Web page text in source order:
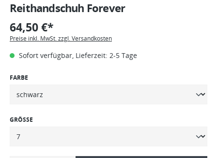
Reithandschuh Forever
64,50 €*
Preise inkl. MwSt. zzgl. Versandkosten
Sofort verfügbar, Lieferzeit: 2-5 Tage
FARBE
GRÖSSE